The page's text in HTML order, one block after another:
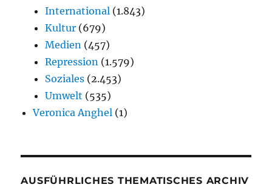
International (1.843)
Kultur (679)
Medien (457)
Repression (1.579)
Soziales (2.453)
Umwelt (535)
Veronica Anghel (1)
AUSFÜHRLICHES THEMATISCHES ARCHIV